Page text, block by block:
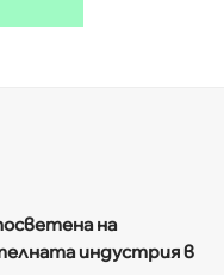
на
индустрия в